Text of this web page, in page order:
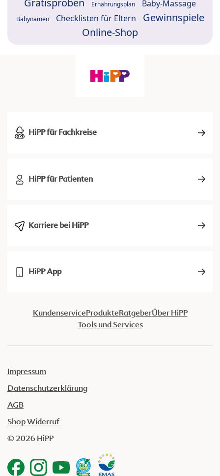
Gratisproben Ernährungsplan Baby-Massage
Babynamen Checklisten für Eltern
Gewinnspiele
Online-Shop
HiPP für Fachkreise
HiPP für Patienten
Karriere bei HiPP
HiPP App
KundenserviceProdukteRatgeberÜber HiPP
Tools und Services
Impressum
Datenschutzerklärung
AGB
Shop Widerruf
© 2026 HiPP